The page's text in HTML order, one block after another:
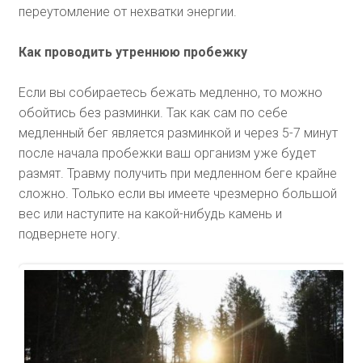
переутомление от нехватки энергии.
Как проводить утреннюю пробежку
Если вы собираетесь бежать медленно, то можно
обойтись без разминки. Так как сам по себе
медленный бег является разминкой и через 5-7 минут
после начала пробежки ваш организм уже будет
размят. Травму получить при медленном беге крайне
сложно. Только если вы имеете чрезмерно большой
вес или наступите на какой-нибудь камень и
подвернете ногу.